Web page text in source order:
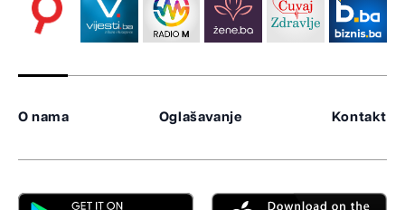
O nama Oglašavanje Kontakt